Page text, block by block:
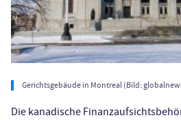
Gerichtsgebäude in Montreal (Bild:
Die kanadische